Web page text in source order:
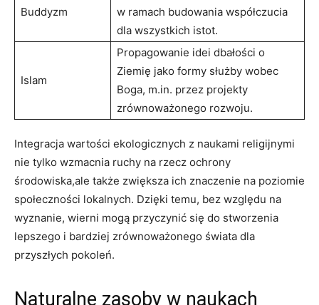
Buddyzm
w ramach ⁢budowania współczucia
dla wszystkich istot.
Islam
Propagowanie idei‌ dbałości⁤ o
Ziemię ⁣jako formy służby ⁢wobec
‌Boga, ⁤m.in. przez projekty
zrównoważonego rozwoju.
Integracja wartości ekologicznych ⁤z naukami religijnymi
nie tylko wzmacnia ruchy na rzecz ochrony
⁢środowiska,ale⁤ także zwiększa⁣ ich znaczenie na poziomie
społeczności ⁣lokalnych. Dzięki temu,⁤ bez względu na
wyznanie, wierni mogą przyczynić⁣ się do stworzenia
lepszego i bardziej zrównoważonego ‍świata dla
przyszłych‌ pokoleń.
Naturalne zasoby w naukach